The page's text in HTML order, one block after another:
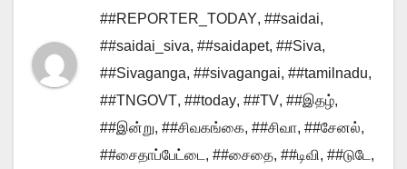
##REPORTER_TODAY, ##saidai,
##saidai_siva, ##saidapet, ##Siva,
##Sivaganga, ##sivagangai, ##tamilnadu,
##TNGOVT, ##today, ##TV, ##இதழ்,
##இன்று, ##சிவகங்கை, ##சிவா, ##சேனல்,
##சைதாப்பேட்டை , ##சைதை, ##டிவி, ##டுடே ,